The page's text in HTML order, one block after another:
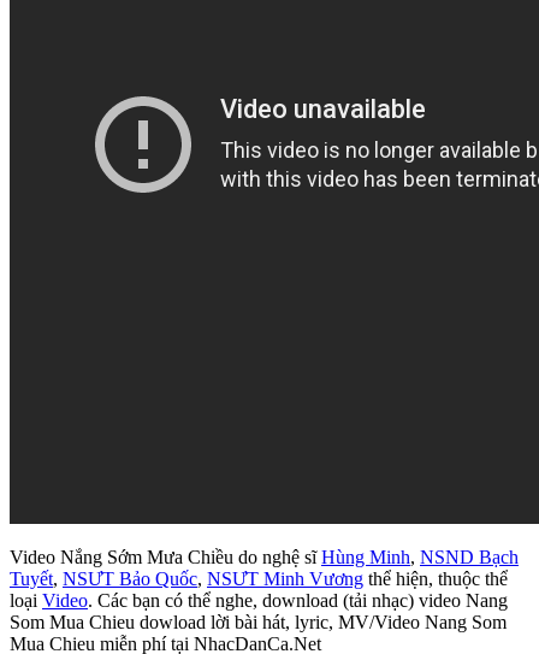
Video Nắng Sớm Mưa Chiều do nghệ sĩHùng Minh, NSND Bạch
Tuyết, NSƯT Bảo Quốc, NSƯT Minh Vương thể hiện, thuộc thể
loại Video. Các bạn có thể nghe, download (tải nhạc) video Nang
Som Mua Chieu dowload lời bài hát, lyric, MV/Video Nang Som
Mua Chieu miễn phí tại NhacDanCa.Net